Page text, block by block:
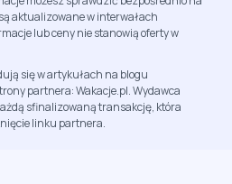
aktualizowane w interwałach
lub ceny nie stanowią oferty w
się w artykułach na blogu
partnera: Wakacje.pl. Wydawca
sfinalizowaną transakcję, która
linku partnera.